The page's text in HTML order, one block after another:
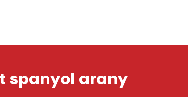
spanyol arany